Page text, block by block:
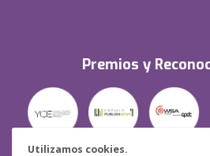
Utilizamos cookies.
Premios y